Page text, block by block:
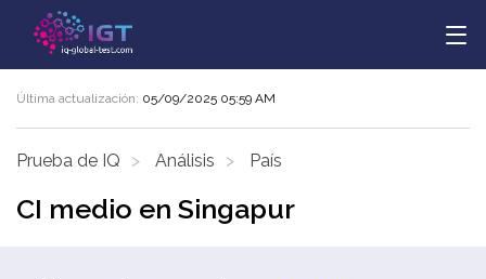
Última actualización: 05/09/2025 05:59 AM
Prueba de IQ Análisis País
CI medio en Singapur